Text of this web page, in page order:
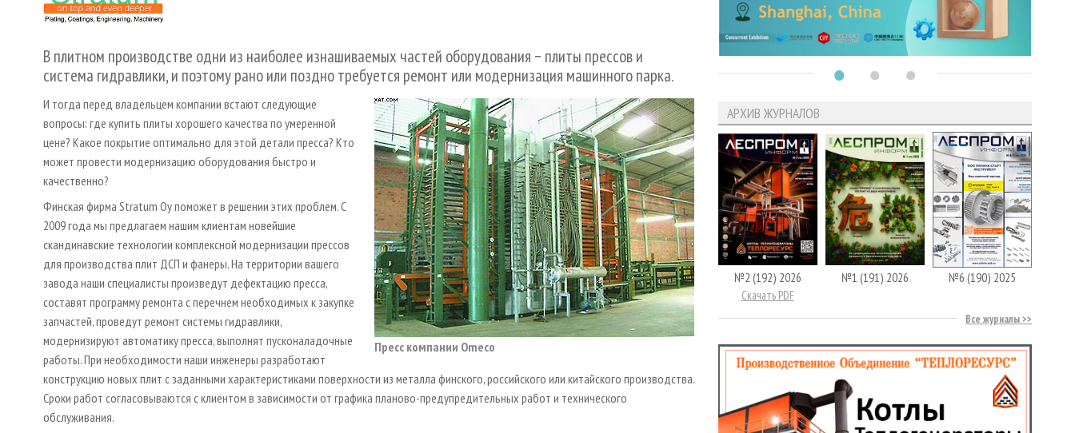
В плитном производстве одни из наиболее изнашиваемых частей оборудования − плиты прессов и
система гидравлики, и поэтому рано или поздно требуется ремонт или модернизация машинного парка.
Пресс компании Omeco
И тогда перед владельцем компании встают следующие
вопросы: где купить плиты хорошего качества по умеренной
цене? Какое покрытие оптимально для этой детали пресса? Кто
может провести модернизацию оборудования быстро и
качественно?
Финская фирма Stratum Oy поможет в решении этих проблем. С
2009 года мы предлагаем нашим клиентам новейшие
скандинавские технологии комплексной модернизации прессов
для производства плит ДСП и фанеры. На территории вашего
завода наши специалисты произведут дефектацию пресса,
составят программу ремонта с перечнем необходимых к закупке
запчастей, проведут ремонт системы гидравлики,
модернизируют автоматику пресса, выполнят пусконаладочные
работы. При необходимости наши инженеры разработают
конструкцию новых плит с заданными характеристиками поверхности из металла финского, российского или китайского производства.
Сроки работ согласовываются с клиентом в зависимости от графика планово-предупредительных работ и технического
обслуживания.
АРХИВ ЖУРНАЛОВ
№2 (192) 2026
Скачать PDF
№1 (191) 2026 №6 (190) 2025
Все журналы